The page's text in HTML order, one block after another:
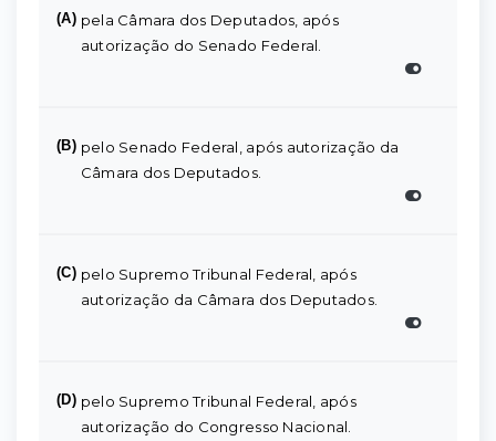
(A) pela Câmara dos Deputados, após
autorização do Senado Federal.
(B) pelo Senado Federal, após autorização da
Câmara dos Deputados.
(C) pelo Supremo Tribunal Federal, após
autorização da Câmara dos Deputados.
(D) pelo Supremo Tribunal Federal, após
autorização do Congresso Nacional.